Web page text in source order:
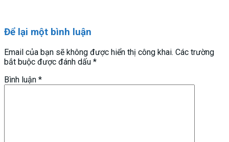
Để lại một bình luận
Email của bạn sẽ không được hiển thị công khai. Các trường
bắt buộc được đánh dấu *
Bình luận *